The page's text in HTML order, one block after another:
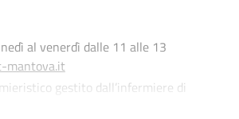
al venerdì dalle 11 alle 13
mantova.it
gestito dall’infermiere di